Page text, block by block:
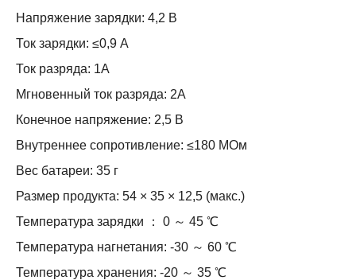
Напряжение зарядки: 4,2 В
Ток зарядки: ≤0,9 А
Ток разряда: 1А
Мгновенный ток разряда: 2А
Конечное напряжение: 2,5 В
Внутреннее сопротивление: ≤180 МОм
Вес батареи: 35 г
Размер продукта: 54 × 35 × 12,5 (макс.)
Температура зарядки ： 0 ～ 45 ℃
Температура нагнетания: -30 ～ 60 ℃
Температура хранения: -20 ～ 35 ℃